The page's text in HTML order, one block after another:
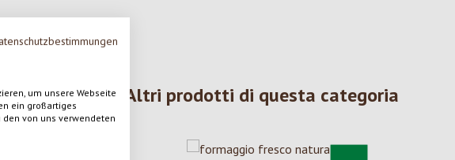
um unsere Webseite
ein großartiges
von uns verwendeten
Altri prodotti di questa categoria